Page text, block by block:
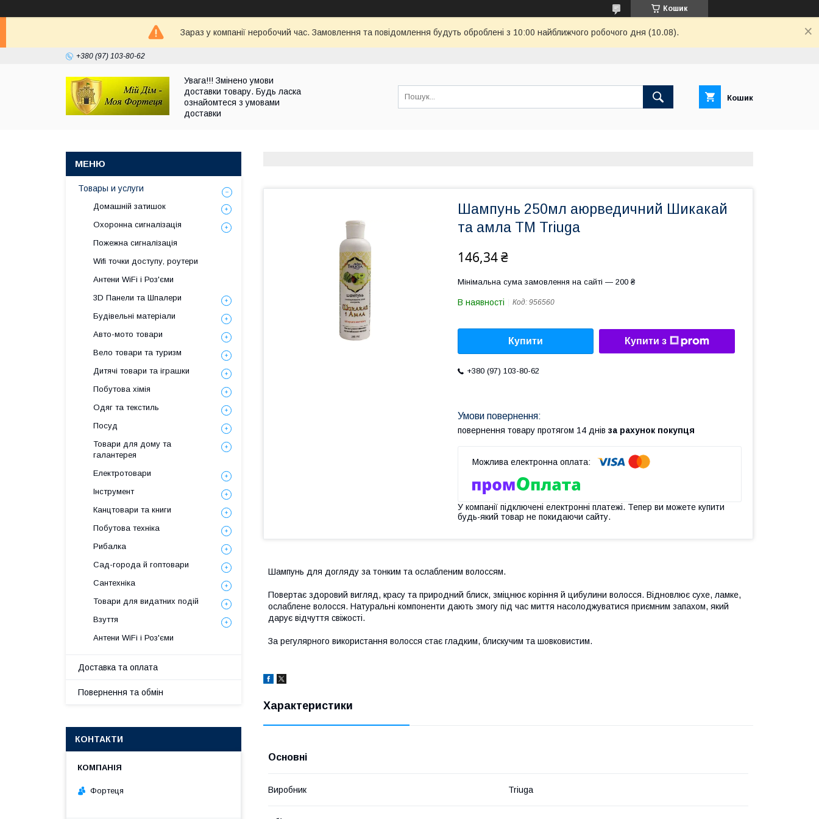
Кошик
Зараз у компанії неробочий час. Замовлення та повідомлення будуть оброблені з 10:00 найближчого робочого дня (10.08).
+380 (97) 103-80-62
Увага!!! Змінено умови
доставки товару. Будь ласка
ознайомтеся з умовами
доставки
Кошик
Шампунь 250мл аюрведичний Шикакай
та амла ТМ Triuga
146,34 ₴
Мінімальна сума замовлення на сайті — 200 ₴
В наявності Код: 956560
Купити Купити з
+380 (97) 103-80-62
повернення товару протягом 14 днів за рахунок покупця
У компанії підключені електронні платежі. Тепер ви можете купити
будь-який товар не покидаючи сайту.
Шампунь для догляду за тонким та ослабленим волоссям.
Повертає здоровий вигляд, красу та природний блиск, зміцнює коріння й цибулини волосся. Відновлює сухе, ламке,
ослаблене волосся. Натуральні компоненти дають змогу під час миття насолоджуватися приємним запахом, який
дарує відчуття свіжості.
За регулярного використання волосся стає гладким, блискучим та шовковистим.
Характеристики
Основні
Виробник Triuga
Товары и услуги
Домашній затишок
Охоронна сигналізація
Пожежна сигналізація
Wifi точки доступу, роутери
Антени WiFi і Роз'єми
3D Панели та Шпалери
Будівельні матеріали
Авто-мото товари
Вело товари та туризм
Дитячі товари та іграшки
Побутова хімія
Одяг та текстиль
Посуд
Товари для дому та
галантерея
Електротовари
Інструмент
Канцтовари та книги
Побутова техніка
Рибалка
Сад-города й гоптовари
Сантехніка
Товари для видатних подій
Взуття
Антени WiFi і Роз'єми
Доставка та оплата
Повернення та обмін
КОНТАКТИ
Фортеця